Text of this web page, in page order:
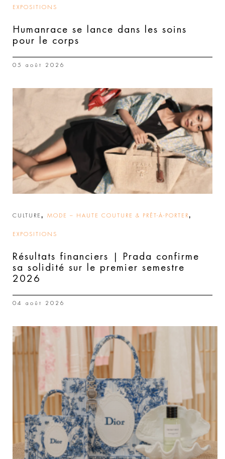
EXPOSITIONS
Humanrace se lance dans les soins
pour le corps
05 août 2026
CULTURE , MODE – HAUTE COUTURE & PRÊT-À-PORTER,
EXPOSITIONS
Résultats financiers | Prada confirme
sa solidité sur le premier semestre
2026
04 août 2026